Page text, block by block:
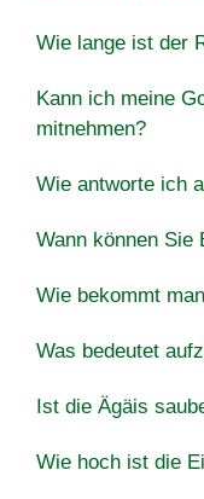
Wie lange ist der
Kann ich meine
mitnehmen?
Wie antworte ich
Wann können Sie
Wie bekommt
Was bedeutet
Ist die Ägäis
Wie hoch ist die